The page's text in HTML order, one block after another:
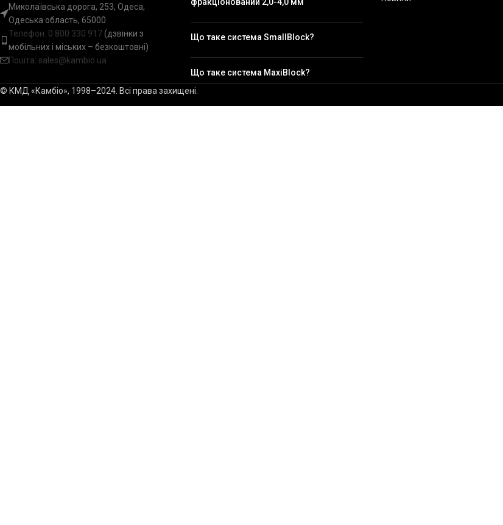
Миколаївська дорога, 253, Одеса,
Одеська область, 65000
Телефон: 0 800 330 917(дзвінки з
мобільних і міських – безкоштовні)
Пошта: sales@kambio.ua
Що таке система SmallBlock?
Що таке система MaxiBlock?
© КМД «Камбіо», 1998–2024. Всі права захищені.